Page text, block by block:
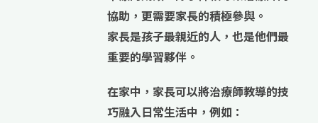
協助，更需要家長的積極參與。
家長是孩子最親近的人，也是他們最
重要的學習夥伴 。
在家中，家長可以將治療師教導的技
巧融入日常生活中，例如：